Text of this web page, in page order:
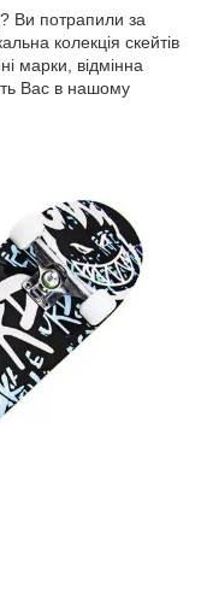
Ви потрапили за
колекція скейтів
марки, відмінна
Вас в нашому